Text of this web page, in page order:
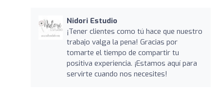
Nidori Estudio
¡Tener clientes como tú hace que nuestro
trabajo valga la pena! Gracias por
tomarte el tiempo de compartir tu
positiva experiencia. ¡Estamos aquí para
servirte cuando nos necesites!